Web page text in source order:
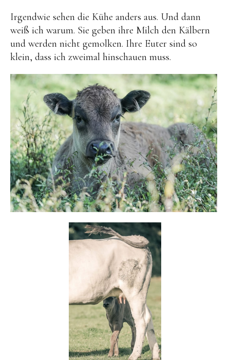
Irgendwie sehen die Kühe anders aus. Und dann
weiß ich warum. Sie geben ihre Milch den Kälbern
und werden nicht gemolken. Ihre Euter sind so
klein, dass ich zweimal hinschauen muss.